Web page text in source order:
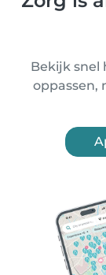
Bekijk snel
oppassen,